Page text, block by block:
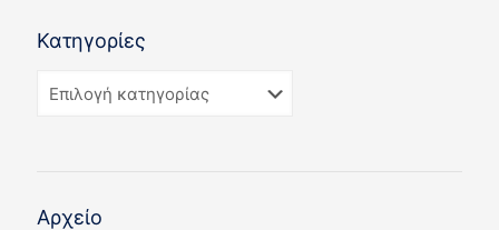
Κατηγορίες
Αρχείο